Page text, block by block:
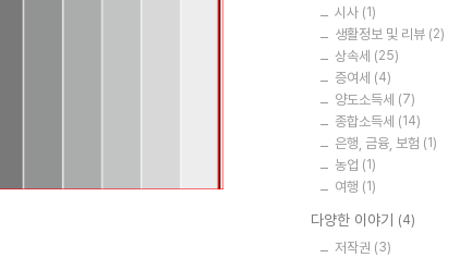
시사 (1)
생활정보 및 리뷰 (2)
상속세 (25)
증여세 (4)
양도소득세 (7)
종합소득세 (14)
은행, 금융, 보험 (1)
농업 (1)
여행 (1)
다양한 이야기 (4)
저작권 (3)